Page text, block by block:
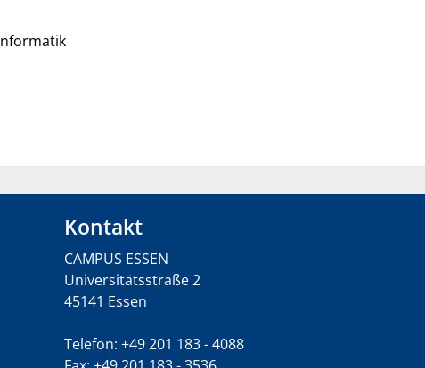
Kontakt
CAMPUS ESSEN
Universitätsstraße 2
45141 Essen
Telefon: +49 201 183 - 4088